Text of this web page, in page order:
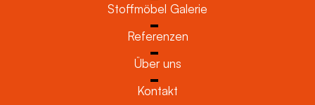
Stoffmöbel Galerie
Referenzen
Über uns
Kontakt